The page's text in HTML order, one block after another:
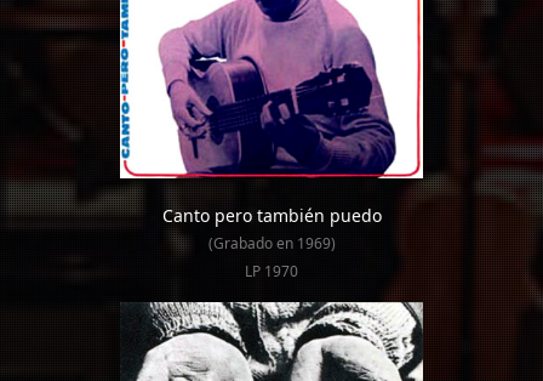
Canto pero también puedo
(Grabado en 1969)
LP 1970